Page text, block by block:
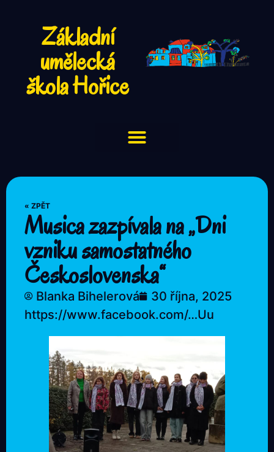
Základní
umělecká
škola Hořice
« ZPĚT
Musica zazpívala na „Dni
vzniku samostatného
Československa“
Blanka Bihelerová
30 října, 2025
https://www.facebook.com/…Uu